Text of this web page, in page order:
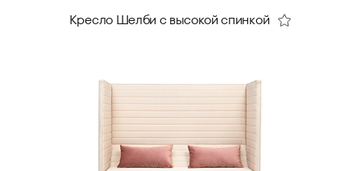
Кресло Шелби с высокой спинкой